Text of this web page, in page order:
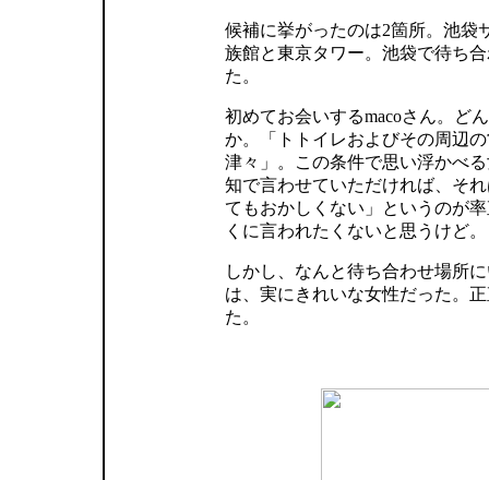
候補に挙がったのは2箇所。池袋
族館と東京タワー。池袋で待ち
た。
初めてお会いするmacoさん。ど
か。「トトイレおよびその周辺
津々」。この条件で思い浮かべ
知で言わせていただければ、そ
てもおかしくない」というのが
くに言われたくないと思うけど。
しかし、なんと待ち合わせ場所
は、実にきれいな女性だった。
た。